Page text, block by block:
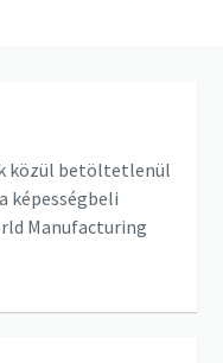
közül betöltetlenül
képességbeli
Manufacturing